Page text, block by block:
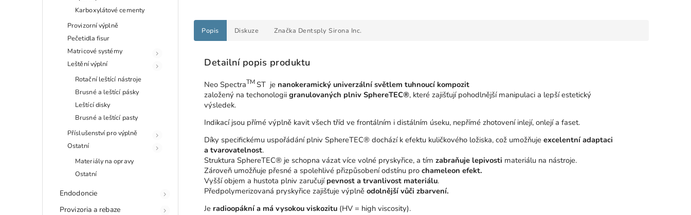
Karboxylátové cementy
Provizorní výplně
Pečetidla fisur
Matricové systémy
Leštění výplní
Rotační leštící nástroje
Brusné a leštící pásky
Leštící disky
Brusné a leštící pasty
Příslušenství pro výplně
Ostatní
Materiály na opravy
Ostatní
Endodoncie
Provizoria a rebaze
Popis Diskuze Značka Dentsply Sirona Inc.
Detailní popis produktu
Neo SpectraTMST je nanokeramický univerzální světlem tuhnoucí kompozit
založený na techonologii granulovaných plniv SphereTEC®, které zajišťují pohodlnější manipulaci a lepší estetický
výsledek.
Indikací jsou přímé výplně kavit všech tříd ve frontálním i distálním úseku, nepřímé zhotovení inlejí, onlejí a faset.
Díky specifickému uspořádání plniv SphereTEC® dochází k efektu kuličkového ložiska, což umožňuje excelentní adaptaci
a tvarovatelnost.
Struktura SphereTEC® je schopna vázat více volné pryskyřice, a tím zabraňuje lepivosti materiálu na nástroje.
Zároveň umožňuje přesné a spolehlivé přizpůsobení odstínu pro chameleon efekt.
Vyšší objem a hustota plniv zaručujípevnost a trvanlivost materiálu.
Předpolymerizovaná pryskyřice zajišťuje výplně odolnější vůči zbarvení.
Je radioopákní a má vysokou viskozitu (HV = high viscosity).